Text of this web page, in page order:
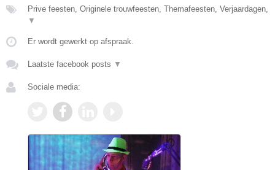
Prive feesten, Originele trouwfeesten, Themafeesten, Verjaardagen,
▼
Er wordt gewerkt op afspraak.
Laatste facebook posts ▼
Sociale media: